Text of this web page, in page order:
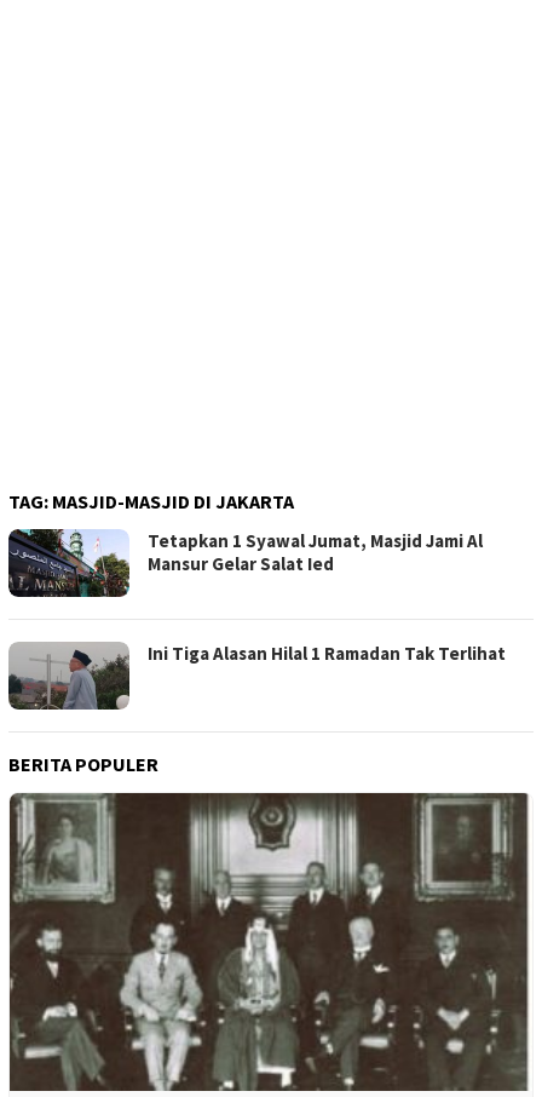
TAG: MASJID-MASJID DI JAKARTA
Tetapkan 1 Syawal Jumat, Masjid Jami Al
Mansur Gelar Salat Ied
Ini Tiga Alasan Hilal 1 Ramadan Tak Terlihat
BERITA POPULER